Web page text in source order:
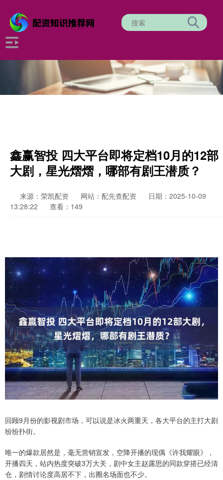
鑫赢智投 四大平台即将定档10月的12部
大剧，星光熠熠，哪部有剧王潜质？
来源：荣凯配资 网站：配先查配资
日期：2025-10-09
13:28:22
查看：149
回顾9月份的影视剧市场，可以说是冰火两重天，各大平台的主打大剧
纷纷扑街。
唯一的爆款居然是，毫无营销宣发，空降开播的现偶《许我耀眼》，
开播四天，站内热度突破3万大关，剧中女主赵露思的同款穿搭已经清
仓，剧情讨论度高居不下，出圈名场面也不少。